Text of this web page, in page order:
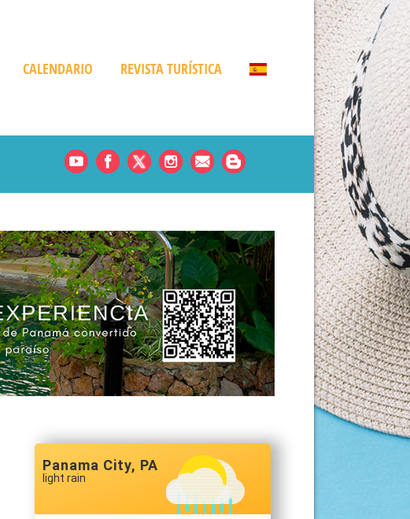
Turismo Verde
CALENDARIO REVISTA TURÍSTICA
Panama City, PA
light rain